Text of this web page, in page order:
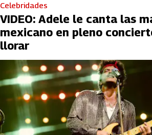
Celebridades
VIDEO: Adele le canta las
mexicano en pleno
llorar